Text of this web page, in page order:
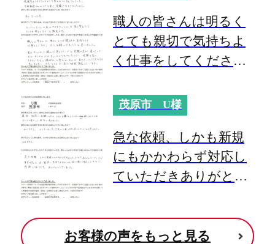
職人の皆さんは明るく
とても親切で気持ちよ
く仕事をしてくださ
らと思いました。
茂原市 U様
急な依頼、しかも新規
にもかかわらず対応し
ていただきありがとう
お客様の声をもっと見る